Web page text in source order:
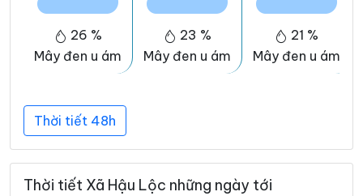
26 %
Mây đen u ám
23 %
Mây đen u ám
21 %
Mây đen u ám
Thời tiết 48h
Thời tiết Xã Hậu Lộc những ngày tới